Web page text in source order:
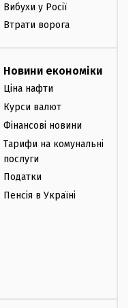
Вибухи у Росії
Втрати ворога
Новини економіки
Ціна нафти
Курси валют
Фінансові новини
Тарифи на комунальні
послуги
Податки
Пенсія в Україні